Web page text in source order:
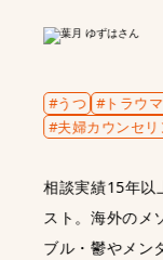
#うつ #トラウ
#夫婦カウンセ
相談実績15年以
スト。海外のメ
ブル・鬱やメン